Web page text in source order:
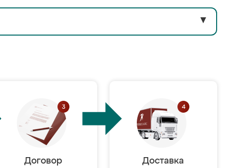
▼
Договор
Доставка